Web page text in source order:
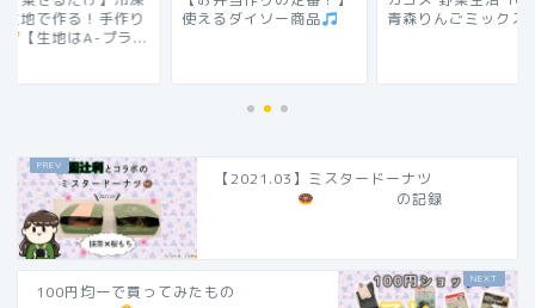
るダイソー商品
青森りんごミックス
ピザ生地で作る！手
【2021.03】ミスタードーナツ
の記録
100円均一で買ってみたもの